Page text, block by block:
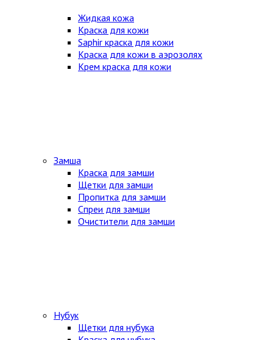
Жидкая кожа
Краска для кожи
Saphir краска для кожи
Краска для кожи в аэрозолях
Крем краска для кожи
Замша
Краска для замши
Щетки для замши
Пропитка для замши
Спреи для замши
Очистители для замши
Нубук
Щетки для нубука